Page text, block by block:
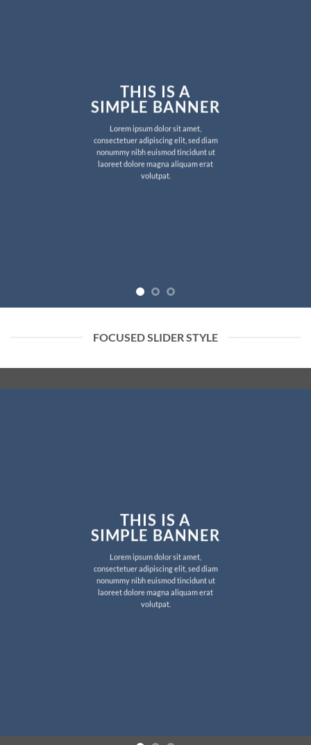
THIS IS A
SIMPLE BANNER
Lorem ipsum dolor sit amet,
consectetuer adipiscing elit, sed diam
nonummy nibh euismod tincidunt ut
laoreet dolore magna aliquam erat
volutpat.
FOCUSED SLIDER STYLE
THIS IS A
SIMPLE BANNER
Lorem ipsum dolor sit amet,
consectetuer adipiscing elit, sed diam
nonummy nibh euismod tincidunt ut
laoreet dolore magna aliquam erat
volutpat.